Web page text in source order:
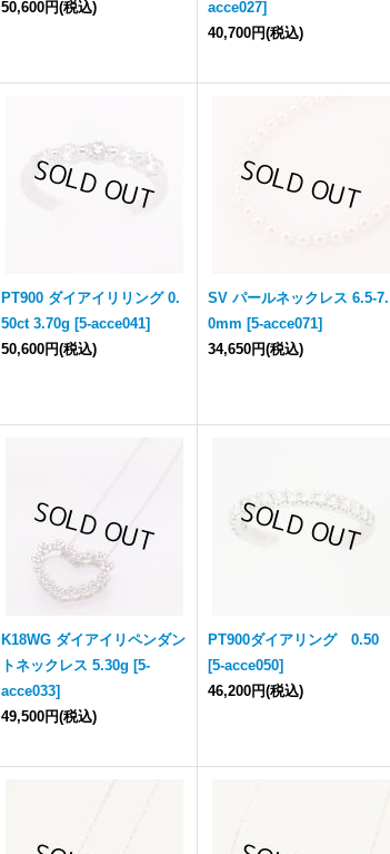
50,600円(税込)
acce027]
40,700円(税込)
PT900 ダイアイリリング 0.
50ct 3.70g [5-acce041]
50,600円(税込)
SV パールネックレス 6.5-7.
0mm [5-acce071]
34,650円(税込)
K18WG ダイアイリペンダン
トネックレス 5.30g [5-
acce033]
49,500円(税込)
PT900ダイアリング 0.50
[5-acce050]
46,200円(税込)